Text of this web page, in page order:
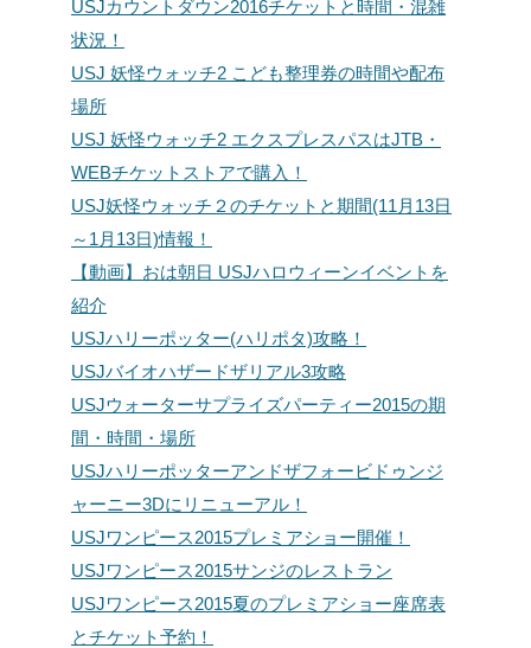
USJカウントダウン2016チケットと時間・混雑
状況！
USJ 妖怪ウォッチ2 こども整理券の時間や配布
場所
USJ 妖怪ウォッチ2 エクスプレスパスはJTB・
WEBチケットストアで購入！
USJ妖怪ウォッチ２のチケットと期間(11月13日
～1月13日)情報！
【動画】おは朝日 USJハロウィーンイベントを
紹介
USJハリーポッター(ハリポタ)攻略！
USJバイオハザードザリアル3攻略
USJウォーターサプライズパーティー2015の期
間・時間・場所
USJハリーポッターアンドザフォービドゥンジ
ャーニー3Dにリニューアル！
USJワンピース2015プレミアショー開催！
USJワンピース2015サンジのレストラン
USJワンピース2015夏のプレミアショー座席表
とチケット予約！